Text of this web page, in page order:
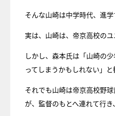
そんな山崎は中学時代、進
実は、山崎は、帝京高校の
しかし、森本氏は「山崎の
ってしまうかもしれない」と
それでも山崎は帝京高校野
が、監督のもとへ連れて行き